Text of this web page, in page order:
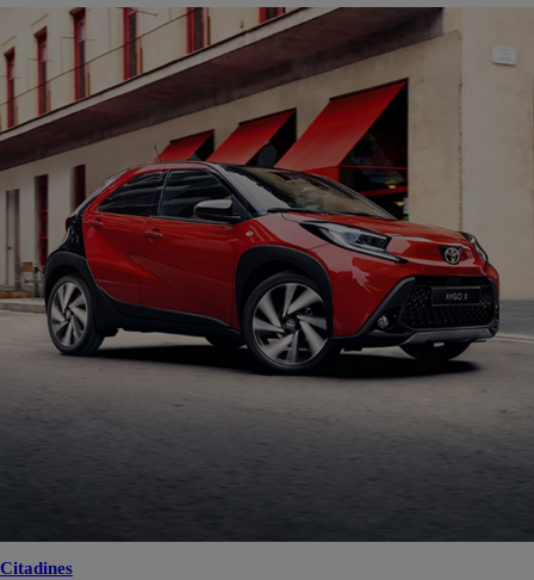
Citadines